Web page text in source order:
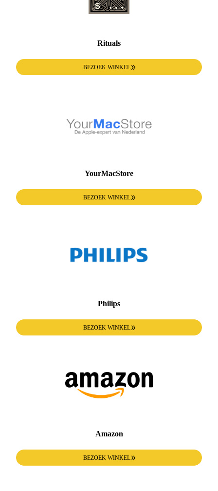
Rituals
BEZOEK WINKEL
YourMacStore
BEZOEK WINKEL
Philips
BEZOEK WINKEL
Amazon
BEZOEK WINKEL